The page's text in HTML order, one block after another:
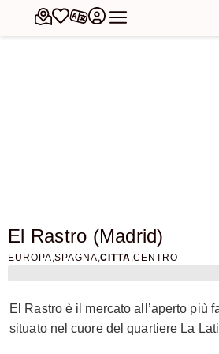
El Rastro (Madrid)
EUROPA,SPAGNA,CITTA,CENTRO
El Rastro è il mercato all’aperto più
situato nel cuore del quartiere La